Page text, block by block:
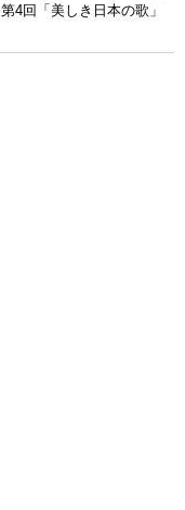
第4回「美しき日本の歌」